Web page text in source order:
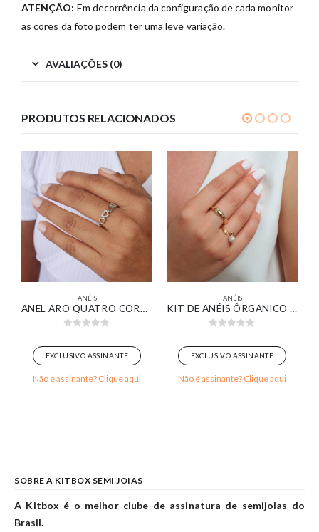
ATENÇÃO: Em decorrência da configuração de cada monitor
as cores da foto podem ter uma leve variação.
AVALIAÇÕES (0)
PRODUTOS RELACIONADOS
ANÉIS
ANEL ARO QUATRO CORAÇÕES VAZADO LISOS E CRAVEJADO BANHADO EM OURO BRANCO
EXCLUSIVO ASSINANTE
Não é assinante? Clique aqui
ANÉIS
KIT DE ANÉIS ÔRGANICO LISO UM COM DETALHE DE PÉROLA BANHADO EM OURO 18K
EXCLUSIVO ASSINANTE
Não é assinante? Clique aqui
SOBRE A KITBOX SEMI JOIAS
A Kitbox é o melhor clube de assinatura de semijoias do
Brasil.